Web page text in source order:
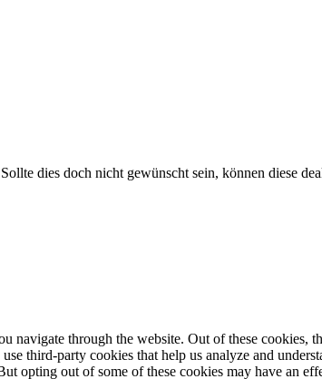
dies doch nicht gewünscht sein, können diese
through the website. Out of these cookies,
third-party cookies that help us analyze and
opting out of some of these cookies may have an